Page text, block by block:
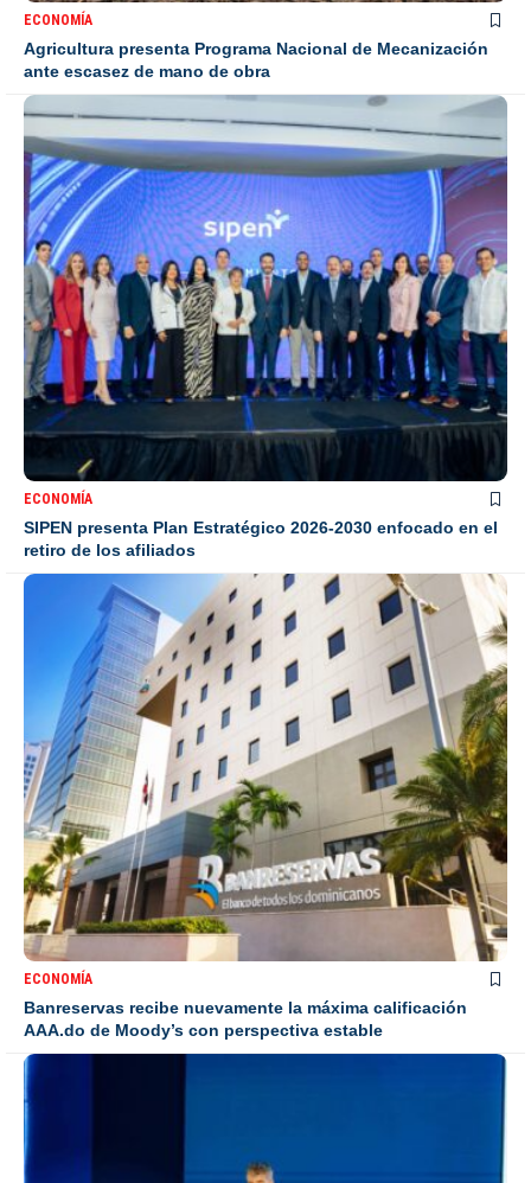
ECONOMÍA
Agricultura presenta Programa Nacional de Mecanización
ante escasez de mano de obra
ECONOMÍA
SIPEN presenta Plan Estratégico 2026-2030 enfocado en el
retiro de los afiliados
ECONOMÍA
Banreservas recibe nuevamente la máxima calificación
AAA.do de Moody’s con perspectiva estable